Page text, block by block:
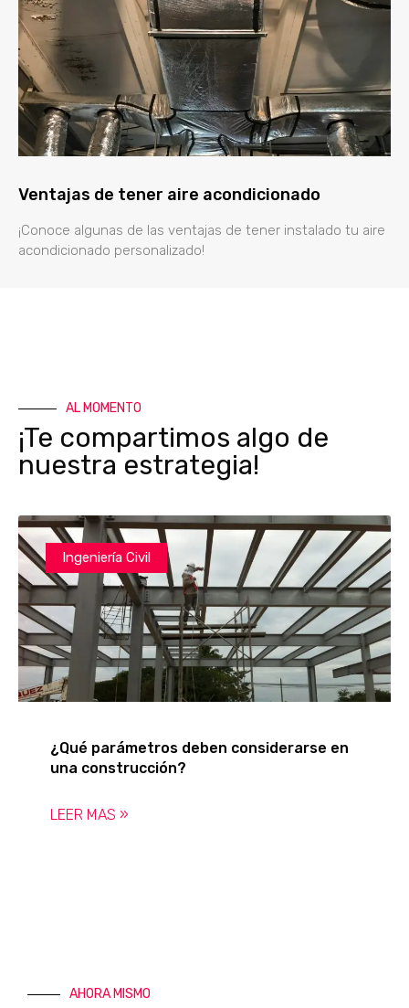
Ventajas de tener aire acondicionado
¡Conoce algunas de las ventajas de tener instalado tu aire
acondicionado personalizado!
Ingeniería Civil
¿Qué parámetros deben considerarse en
una construcción?
LEER MAS »
AL MOMENTO
¡Te compartimos algo de
nuestra estrategia!
AHORA MISMO